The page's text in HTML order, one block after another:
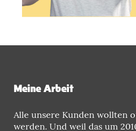
Meine Arbeit
Alle unsere Kunden wollten
werden. Und weil das um